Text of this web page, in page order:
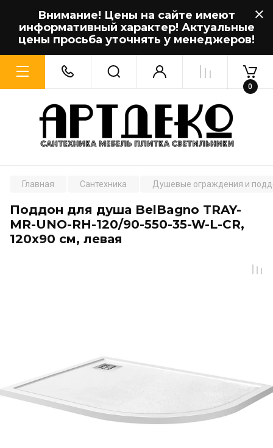
Внимание! Цены на сайте имеют
информативный характер! Актуальные
цены просьба уточнять у менеджеров!
0
Главная Сантехника Душевые ограждения и
Поддон для душа BelBagno TRAY-
MR-UNO-RH-120/90-550-35-W-L-CR,
120x90 см, левая